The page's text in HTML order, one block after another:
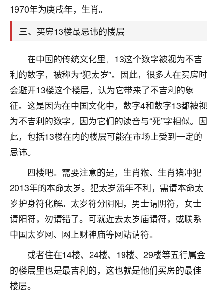
1970年为庚戌年，生肖。
三、买房13楼最忌讳的楼层
在中国的传统文化里，13这个数字被视为不吉
利的数字，被称为“犯太岁”。因此，很多人在买房时
会避开13楼这个楼层，认为它带来了不吉利的象
征。这是因为在中国文化中，数字4和数字13都被视
为不吉利的数字，因为它们的读音与“死”字相似。因
此，包括13楼在内的楼层可能在市场上受到一定的
忌讳。
四楼吧。需要注意的是，生肖猴、生肖猪冲犯
2013年的本命太岁。犯太岁流年不利，需请本命太
岁护身符化解。太岁符分阴阳，男士请阴符，女士
请阳符，勿请错了。可就近去太岁庙请符，或联系
中国太岁网、网上财神庙等网站请符。
或者住在14楼、24楼、19楼、29楼等五行属金
的楼层里也是最吉利的，这也就是他们买房的最佳
楼层。
鹿森：你可以找老师看看，人有时不服命不行
太阳当空赵：我也做餐饮的，生意不算大，但
址、风水、还有开业日子，哪哪都看了，虽然
大环境不好，但是我家生意还可以，前几天又
刚找老师做了补财库，希望财运更好一点！
2小时前 来自海南
梦醒时分
我女儿高二叛逆，大半年不上学，一说她就要死要活
做完，我女儿跟变了个人一样，不期望她能考多好的
大学，只要能安安稳稳的把书读了，身体心理都健健
康康的我就很知足了！
鹿森：可怜天下父母心啊！
3小时前 来自河北
付深
我是公司人事调整，有升迁机会，但同时竞争的我们